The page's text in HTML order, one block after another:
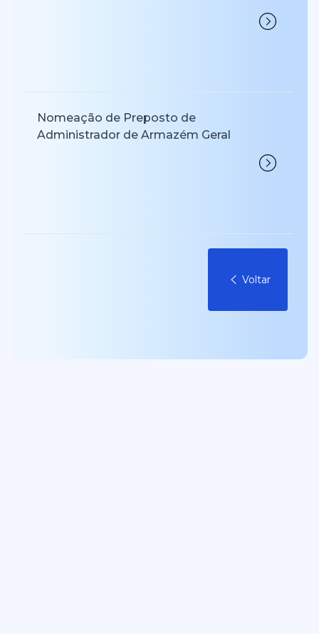
Nomeação de Preposto de
Administrador de Armazém Geral
Voltar